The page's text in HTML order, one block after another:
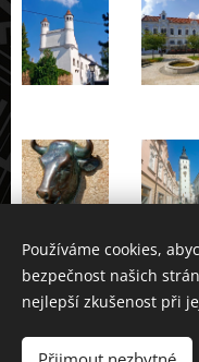
Dáme výlet.
Používáme cookies,
bezpečnost našich
nejlepší zkušenost při